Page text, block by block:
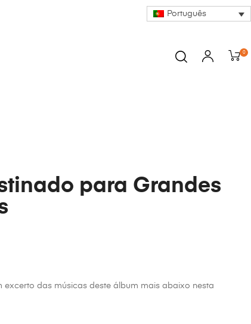
Português
0
para Grandes
excerto das músicas deste álbum mais abaixo nesta